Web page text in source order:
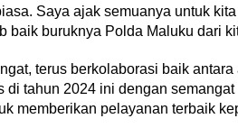
Saya ajak semuanya untuk
baik buruknya Polda Maluku dari
terus berkolaborasi baik
di tahun 2024 ini dengan
memberikan pelayanan terbaik